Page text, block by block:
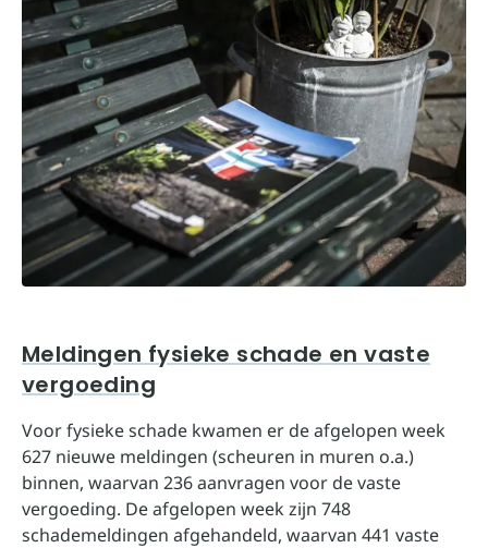
Meldingen fysieke schade en vaste
vergoeding
Voor fysieke schade kwamen er de afgelopen week
627 nieuwe meldingen (scheuren in muren o.a.)
binnen, waarvan 236 aanvragen voor de vaste
vergoeding. De afgelopen week zijn 748
schademeldingen afgehandeld, waarvan 441 vaste